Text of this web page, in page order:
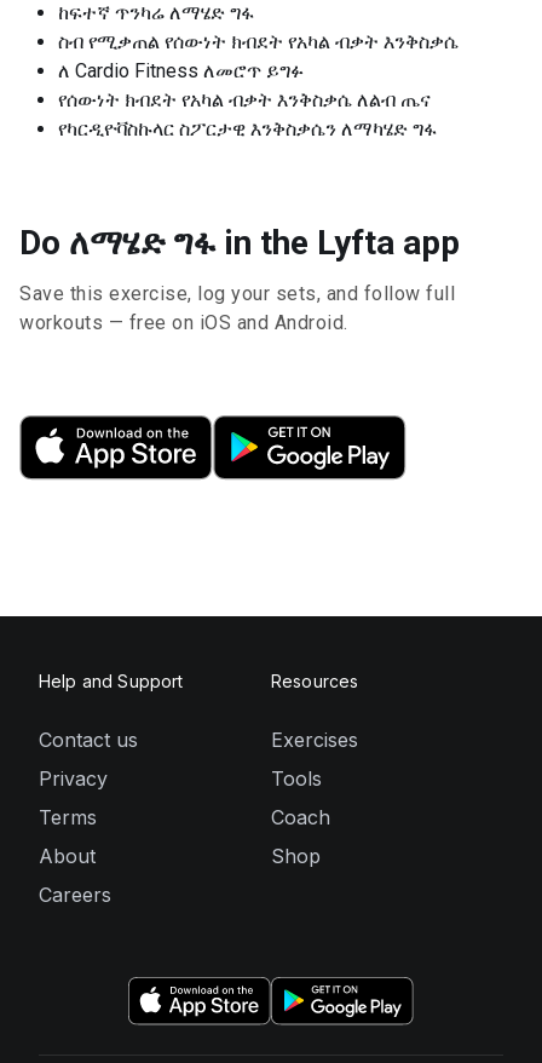
ከፍተኛ ጥንካሬ ለማሄድ ግፋ
ስብ የሚቃጠል የሰውነት ክብደት የአካል ብቃት እንቅስቃሴ
ለ Cardio Fitness ለመሮጥ ይግፉ
የሰውነት ክብደት የአካል ብቃት እንቅስቃሴ ለልብ ጤና
የካርዲዮቫስኩላር ስፖርታዊ እንቅስቃሴን ለማካሄድ ግፋ
Do ለማሄድ ግፋ in the Lyfta app
Save this exercise, log your sets, and follow full
workouts — free on iOS and Android.
Help and Support
Contact us
Privacy
Terms
About
Careers
Resources
Exercises
Tools
Coach
Shop